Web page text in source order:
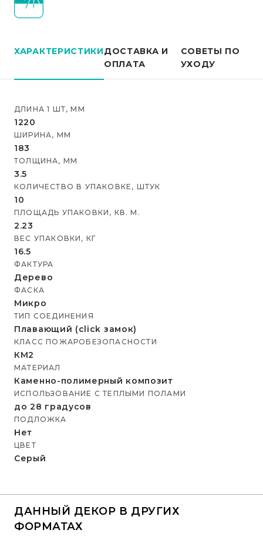
ХАРАКТЕРИСТИКИДОСТАВКА И
ОПЛАТА
СОВЕТЫ ПО
УХОДУ
ДЛИНА 1 ШТ, ММ
1220
ШИРИНА, ММ
183
ТОЛЩИНА, ММ
3.5
КОЛИЧЕСТВО В УПАКОВКЕ, ШТУК
10
ПЛОЩАДЬ УПАКОВКИ, КВ. М.
2.23
ВЕС УПАКОВКИ, КГ
16.5
ФАКТУРА
Дерево
ФАСКА
Микро
ТИП СОЕДИНЕНИЯ
Плавающий (click замок)
КЛАСС ПОЖАРОБЕЗОПАСНОСТИ
КМ2
МАТЕРИАЛ
Каменно-полимерный композит
ИСПОЛЬЗОВАНИЕ С ТЕПЛЫМИ ПОЛАМИ
до 28 градусов
ПОДЛОЖКА
Нет
ЦВЕТ
Серый
ДАННЫЙ ДЕКОР В ДРУГИХ
ФОРМАТАХ